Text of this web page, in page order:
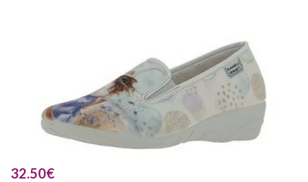
32.50€